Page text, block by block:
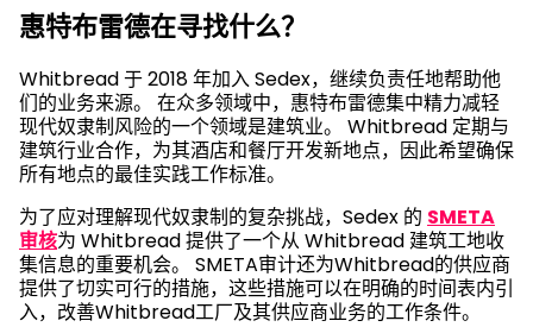
惠特布雷德在寻找什么？
Whitbread 于 2018 年加入 Sedex，继续负责任地帮助他
们的业务来源。 在众多领域中，惠特布雷德集中精力减轻
现代奴隶制风险的一个领域是建筑业。 Whitbread 定期与
建筑行业合作，为其酒店和餐厅开发新地点，因此希望确保
所有地点的最佳实践工作标准。
为了应对理解现代奴隶制的复杂挑战，Sedex 的 SMETA
审核为 Whitbread 提供了一个从 Whitbread 建筑工地收
集信息的重要机会。 SMETA审计还为Whitbread的供应商
提供了切实可行的措施，这些措施可以在明确的时间表内引
入，改善Whitbread工厂及其供应商业务的工作条件。